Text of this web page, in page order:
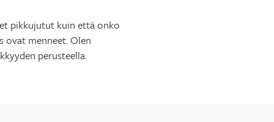
pikkujutut kuin että onko
menneet. Olen
perusteella.